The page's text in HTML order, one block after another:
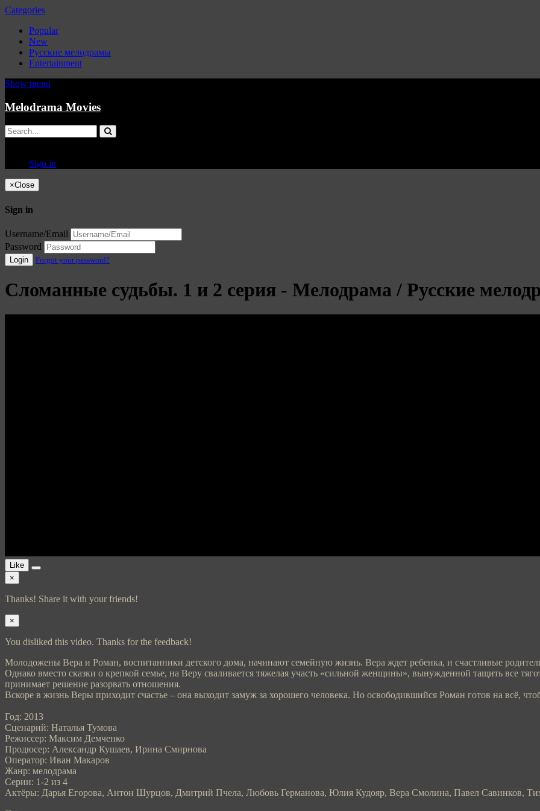
Categories
Popular
New
Русские мелодрамы
Entertainment
Show menu
Melodrama Movies
Sign in
×Close
Sign in
Username/Email
Password
Login Forgot your password?
Сломанные судьбы. 1 и 2 серия - Мелодрама / Русские
Like
×
Thanks! Share it with your friends!
×
You disliked this video. Thanks for the feedback!
Молодожены Вера и Роман, воспитанники детского дома, начинают семейную жизнь. Вера ждет ребенка, и счастливые
Однако вместо сказки о крепкой семье, на Веру сваливается тяжелая участь «сильной женщины», вынужденной тащить все
принимает решение разорвать отношения.
Вскоре в жизнь Веры приходит счастье – она выходит замуж за хорошего человека. Но освободившийся Роман готов на всё,
Год: 2013
Сценарий: Наталья Тумова
Режиссер: Максим Демченко
Продюсер: Александр Кушаев, Ирина Смирнова
Оператор: Иван Макаров
Жанр: мелодрама
Серии: 1-2 из 4
Актёры: Дарья Егорова, Антон Шурцов, Дмитрий Пчела, Любовь Германова, Юлия Кудояр, Вера Смолина, Павел Савинков,